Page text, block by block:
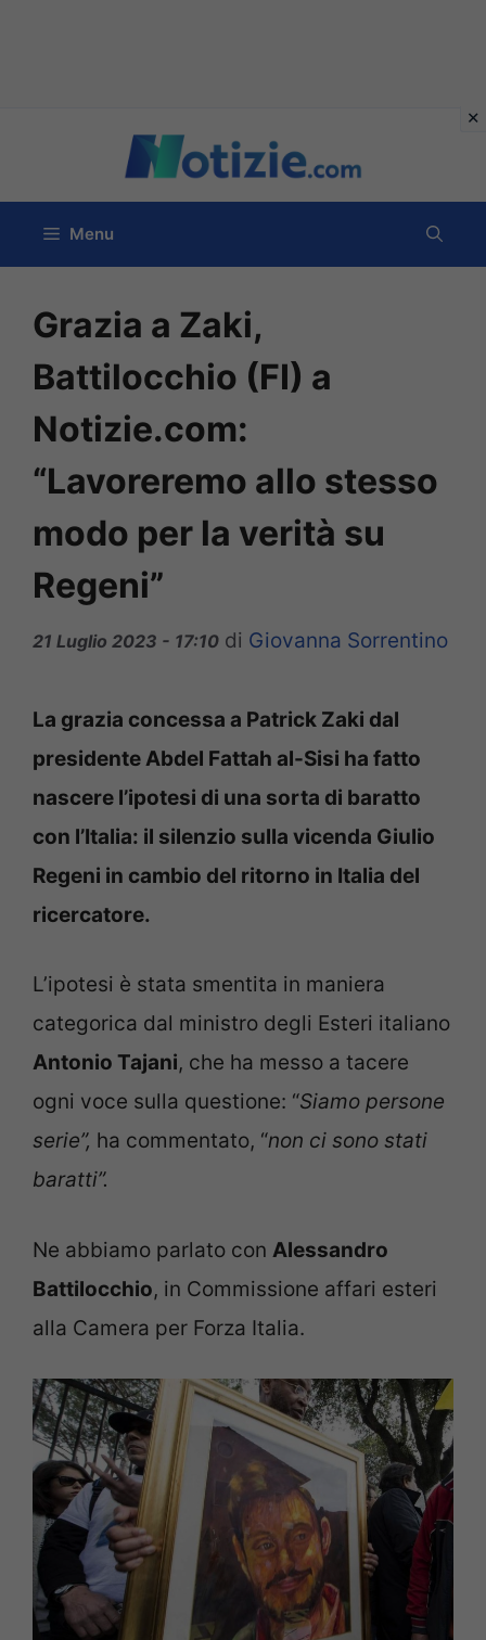
contenuto
Menu
Grazia a Zaki,
Battilocchio (FI) a
Notizie.com:
“Lavoreremo allo stesso
modo per la verità su
Regeni”
21 Luglio 2023 - 17:10 di Giovanna Sorrentino
La grazia concessa a Patrick Zaki dal
presidente Abdel Fattah al-Sisi ha fatto
nascere l’ipotesi di una sorta di baratto
con l’Italia: il silenzio sulla vicenda Giulio
Regeni in cambio del ritorno in Italia del
ricercatore.
L’ipotesi è stata smentita in maniera
categorica dal ministro degli Esteri italiano
Antonio Tajani, che ha messo a tacere
ogni voce sulla questione: “Siamo persone
serie”, ha commentato, “non ci sono stati
baratti”.
Ne abbiamo parlato con Alessandro
Battilocchio, in Commissione affari esteri
alla Camera per Forza Italia.